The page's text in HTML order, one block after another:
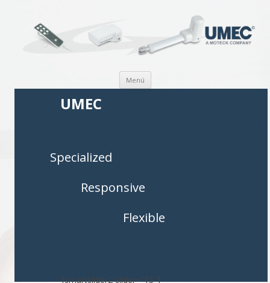
Menú Saltar al contenido
UMEC
Specialized
Responsive
Flexible
[smartslider2 slider="15"]